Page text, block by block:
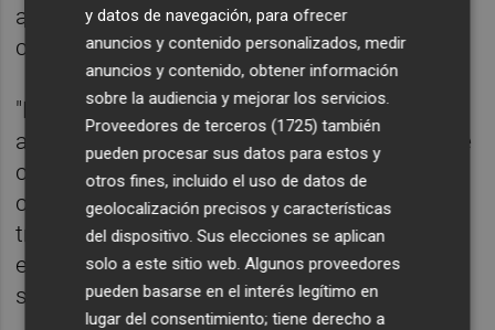
aunque reconoce que también es una
cuestión de precios.
"En nuestro puente, los secados son de
acero inoxidable, mientras que suelen ser de
chapa galvanizada o de plásticos. Los
compradores ven que la calidad del
tratamiento que hace el cepillo y el secado
es muy bueno y a un precio competitivo",
señala el cofundador.
y datos de navegación, para ofrecer
anuncios y contenido personalizados, medir
anuncios y contenido, obtener información
sobre la audiencia y mejorar los servicios.
Proveedores de terceros (1725) también
pueden procesar sus datos para estos y
otros fines, incluido el uso de datos de
geolocalización precisos y características
del dispositivo. Sus elecciones se aplican
solo a este sitio web. Algunos proveedores
pueden basarse en el interés legítimo en
lugar del consentimiento; tiene derecho a